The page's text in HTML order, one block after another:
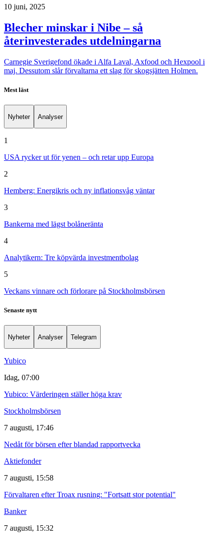
10 juni, 2025
Blecher minskar i Nibe – så
återinvesterades utdelningarna
Carnegie Sverigefond ökade i Alfa Laval, Axfood och Hexpool i
maj. Dessutom slår förvaltarna ett slag för skogsjätten Holmen.
Mest läst
Nyheter Analyser
1
USA rycker ut för yenen – och retar upp Europa
2
Hemberg: Energikris och ny inflationsvåg väntar
3
Bankerna med lägst bolåneränta
4
Analytikern: Tre köpvärda investmentbolag
5
Veckans vinnare och förlorare på Stockholmsbörsen
Senaste nytt
Nyheter Analyser Telegram
Yubico
Idag, 07:00
Yubico: Värderingen ställer höga krav
Stockholmsbörsen
7 augusti, 17:46
Nedåt för börsen efter blandad rapportvecka
Aktiefonder
7 augusti, 15:58
Förvaltaren efter Troax rusning: "Fortsatt stor potential"
Banker
7 augusti, 15:32